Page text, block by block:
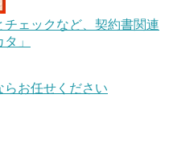
ェックなど、契約書関連
」
らお任せください